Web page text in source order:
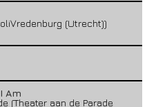
(Utrecht))
Am
(Theater aan de Parade